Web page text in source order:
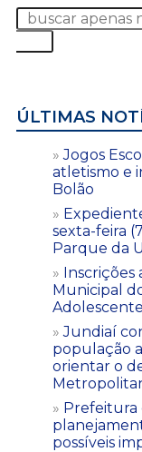
ÚLTIMAS
Jogos
atletismo e
Bolão
sexta-feira
Parque da
Inscrições
Municipal
Jundiaí
população
orientar o
Prefeitura
possíveis